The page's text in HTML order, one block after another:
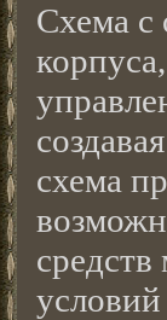
Схема с
схема
условий